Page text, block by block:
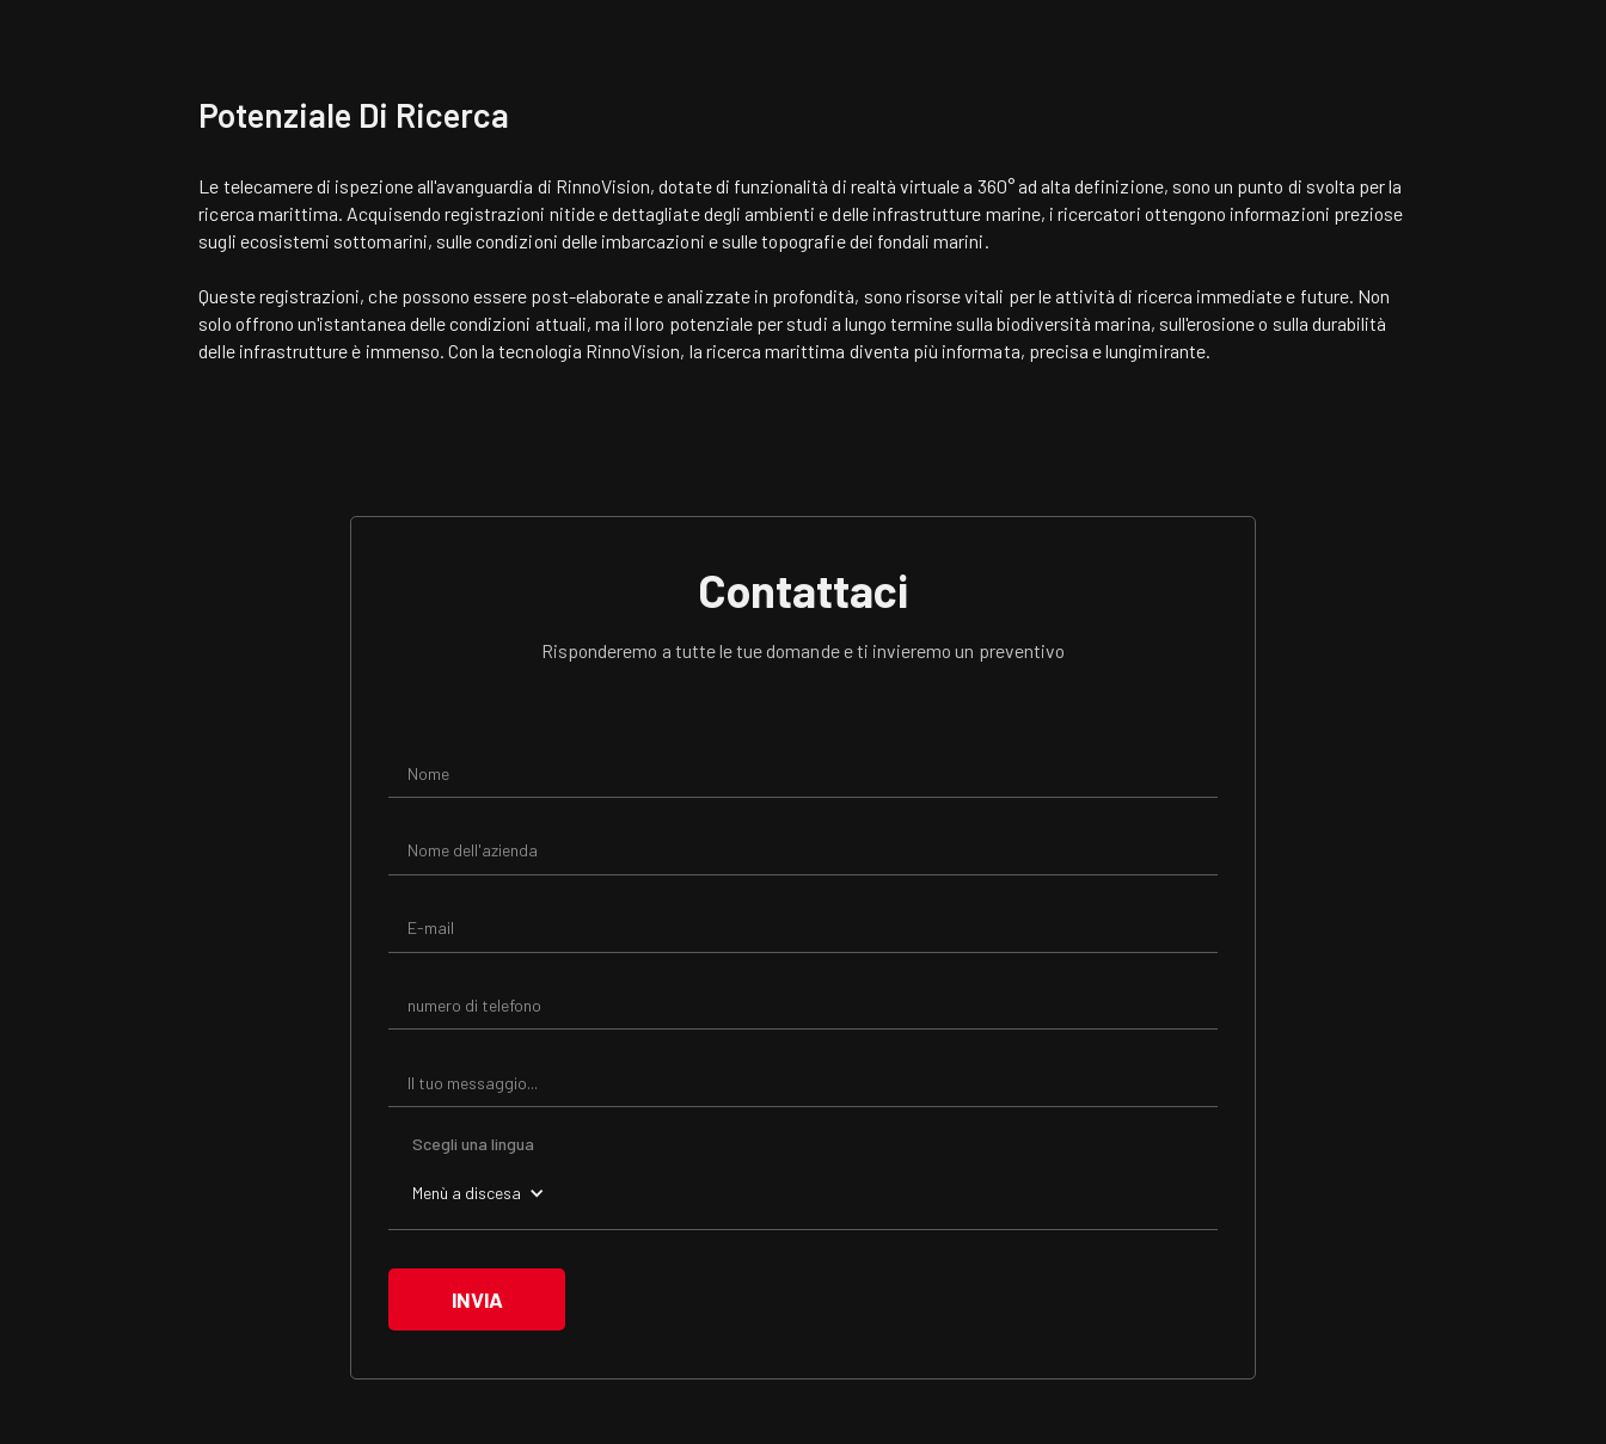
Potenziale Di Ricerca
Le telecamere di ispezione all'avanguardia di RinnoVision, dotate di funzionalità di realtà virtuale a 360° ad alta definizione, sono un punto di svolta per la
ricerca marittima. Acquisendo registrazioni nitide e dettagliate degli ambienti e delle infrastrutture marine, i ricercatori ottengono informazioni preziose
sugli ecosistemi sottomarini, sulle condizioni delle imbarcazioni e sulle topografie dei fondali marini.
Queste registrazioni, che possono essere post-elaborate e analizzate in profondità, sono risorse vitali per le attività di ricerca immediate e future. Non
solo offrono un'istantanea delle condizioni attuali, ma il loro potenziale per studi a lungo termine sulla biodiversità marina, sull'erosione o sulla durabilità
delle infrastrutture è immenso. Con la tecnologia RinnoVision, la ricerca marittima diventa più informata, precisa e lungimirante.
Contattaci
Risponderemo a tutte le tue domande e ti invieremo un preventivo
Scegli una lingua
Menù a discesa